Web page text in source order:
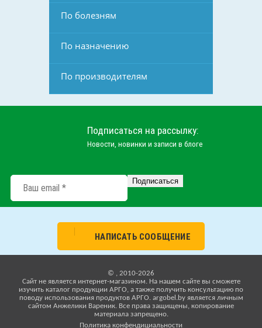
По болезням
По назначению
По производителям
Подписаться на рассылку:
Новости, новинки и записи в блоге
НАПИСАТЬ СООБЩЕНИЕ
© , 2010-2026
Cайт не является интернет-магазином. На нашем сайте вы сможете
изучить каталог продукции АРГО, а также получить консультацию по
поводу использования продуктов АРГО. argobel.by является личным
сайтом Анжелики Вареник. Все права защищены, копирование
материала запрещено.
Политика конфендициальности